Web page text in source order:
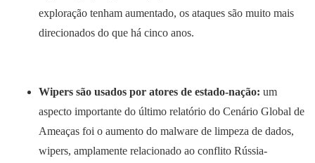
exploração tenham aumentado, os ataques são muito mais
direcionados do que há cinco anos.
Wipers são usados ​​por atores de estado-nação: um
aspecto importante do último relatório do Cenário Global de
Ameaças foi o aumento do malware de limpeza de dados,
wipers, amplamente relacionado ao conflito Rússia-